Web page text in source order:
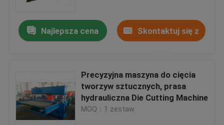
Najlepsza cena Skontaktuj się z
Precyzyjna maszyna do cięcia
tworzyw sztucznych, prasa
hydrauliczna Die Cutting Machine
MOQ：1 zestaw